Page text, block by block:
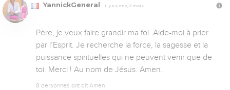
YannickGeneral Il y a 6 ans, 3 mois
Père, je veux faire grandir ma foi. Aide-moi à prier
par l’Esprit. Je recherche la force, la sagesse et la
puissance spirituelles qui ne peuvent venir que de
toi. Merci ! Au nom de Jésus. Amen.
8 personnes ont dit Amen